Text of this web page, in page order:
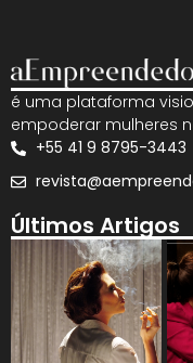
é uma plataforma
empoderar mulheres
+55 41 9 8795-3443
Últimos Artigos